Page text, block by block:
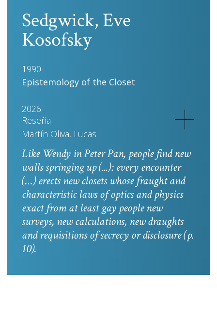
Sedgwick, Eve
Kosofsky
1990
Epistemology of the Closet
2026
Reseña
Martín Oliva, Lucas
Like Wendy inPeter Pan, people find new
walls springing up (...): every encounter
(…) erects new closets whose fraught and
characteristic laws of optics and physics
exact from at least gay people new
surveys, new calculations, new draughts
and requisitions of secrecy or disclosure(p.
10).